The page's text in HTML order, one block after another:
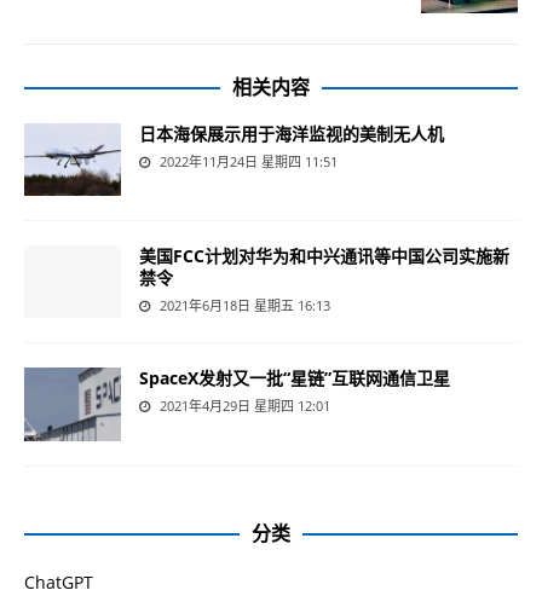
相关内容
日本海保展示用于海洋监视的美制无人机
2022年11月24日 星期四 11:51
美国FCC计划对华为和中兴通讯等中国公司实施新
禁令
2021年6月18日 星期五 16:13
SpaceX发射又一批“星链”互联网通信卫星
2021年4月29日 星期四 12:01
分类
ChatGPT